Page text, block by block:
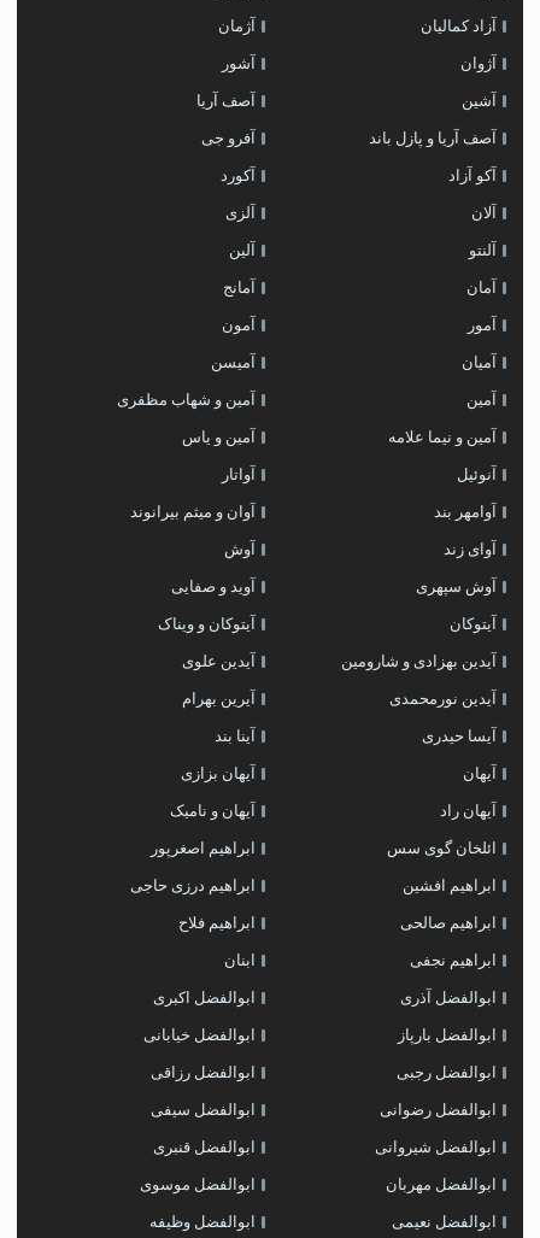
آزاد کمالیان آژمان
آژوان آشور
آشین آصف آریا
آصف آریا و پازل باند آفرو جی
آکو آزاد آکورد
آلان آلزی
آلنتو آلین
آمان آمانج
آمور آمون
آمیان آمیسن
آمین آمین و شهاب مظفری
آمین و نیما علامه آمین و یاس
آنوئیل آواتار
آوامهر بند آوان و میثم بیرانوند
آوای زند آوش
آوش سپهری آوید و صفایی
آیتوکان آیتوکان و ویناک
آیدین بهزادی و شارومین آیدین علوی
آیدین نورمحمدی آیرین بهرام
آیسا حیدری آینا بند
آیهان آیهان بزازی
آیهان راد آیهان و نامیک
ائلخان گوی سس ابراهیم اصغرپور
ابراهیم افشین ابراهیم درزی حاجی
ابراهیم صالحی ابراهیم فلاح
ابراهیم نجفی ابنان
ابوالفضل آذری ابوالفضل اکبری
ابوالفضل بارپاز ابوالفضل خیابانی
ابوالفضل رجبی ابوالفضل رزاقی
ابوالفضل رضوانی ابوالفضل سیفی
ابوالفضل شیروانی ابوالفضل قنبری
ابوالفضل مهربان ابوالفضل موسوی
ابوالفضل نعیمی ابوالفضل وظیفه